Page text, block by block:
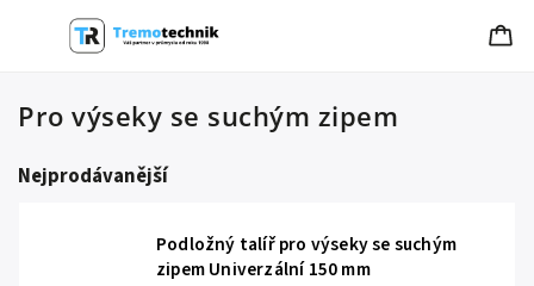
Pro výseky se suchým zipem
Nejprodávanější
Podložný talíř pro výseky se suchým
zipem Univerzální 150 mm